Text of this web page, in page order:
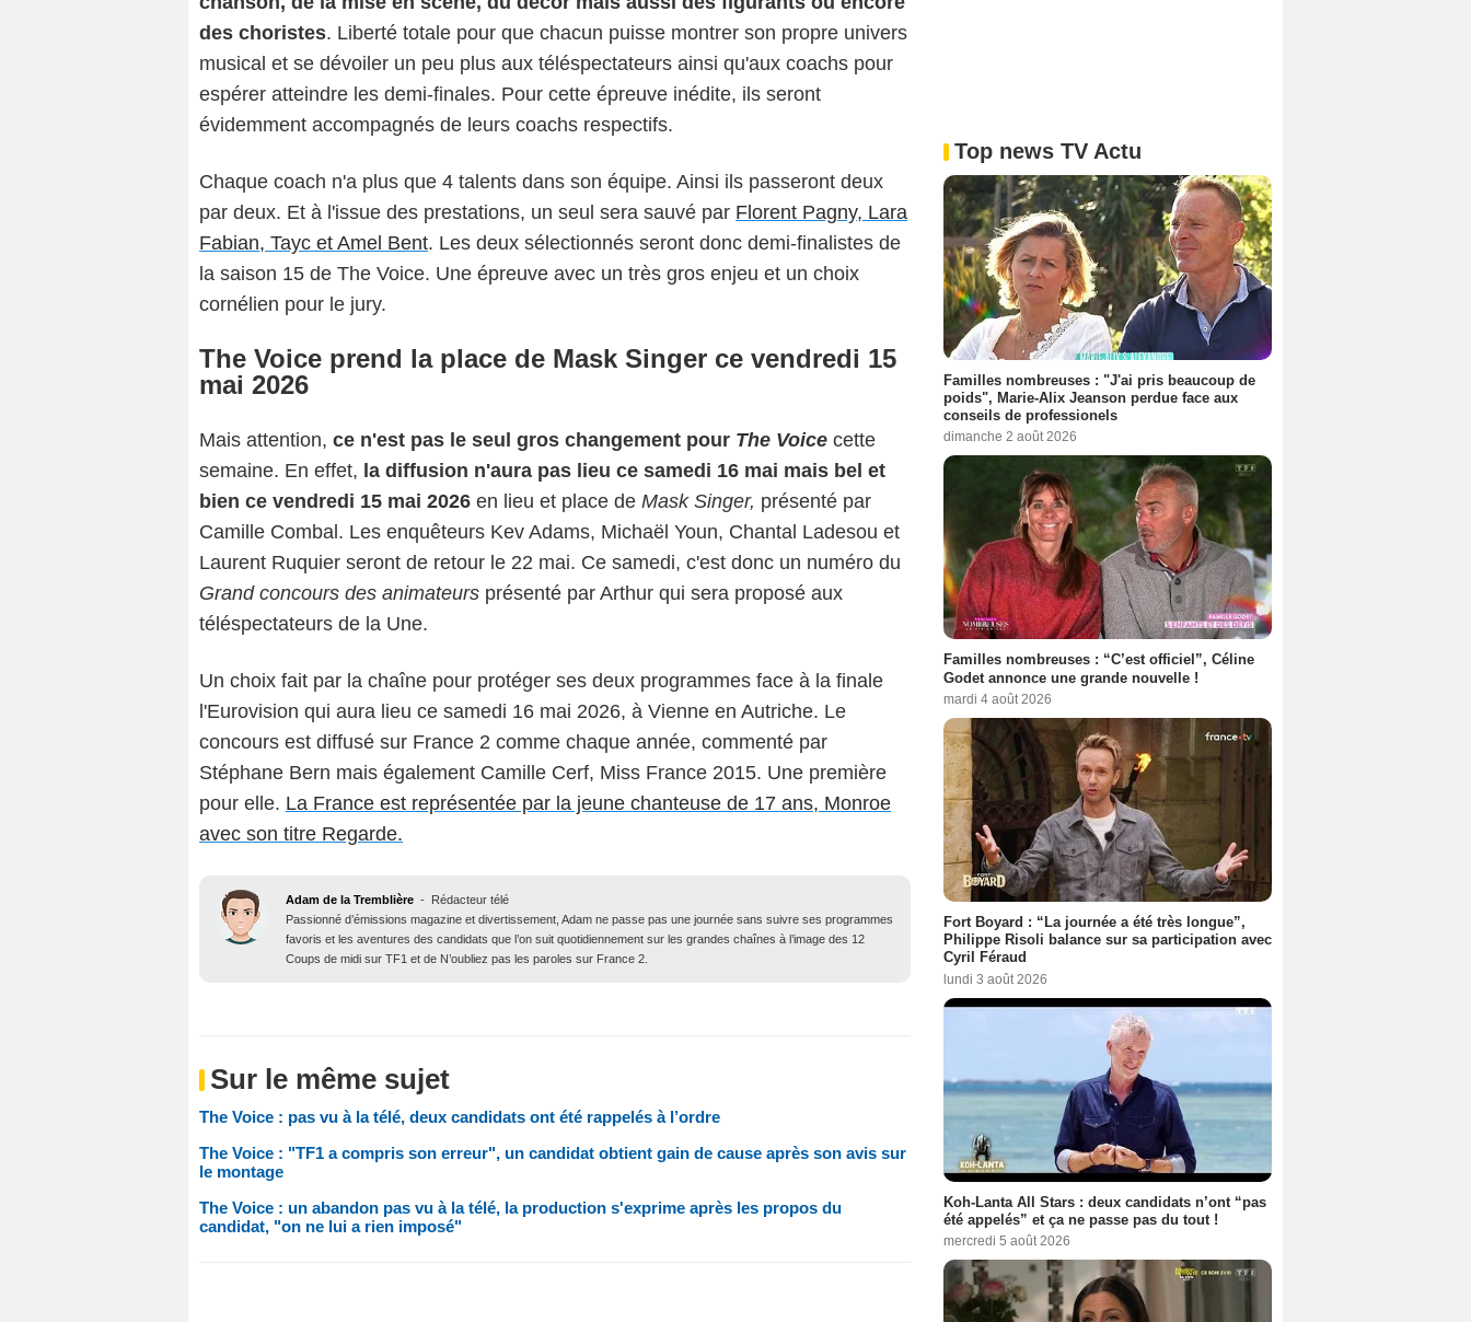
des choristes. Liberté totale pour que chacun puisse montrer son propre univers
musical et se dévoiler un peu plus aux téléspectateurs ainsi qu'aux coachs pour
espérer atteindre les demi-finales. Pour cette épreuve inédite, ils seront
évidemment accompagnés de leurs coachs respectifs.
Chaque coach n'a plus que 4 talents dans son équipe. Ainsi ils passeront deux
par deux. Et à l'issue des prestations, un seul sera sauvé par Florent Pagny, Lara
Fabian, Tayc et Amel Bent. Les deux sélectionnés seront donc demi-finalistes de
la saison 15 de The Voice. Une épreuve avec un très gros enjeu et un choix
cornélien pour le jury.
The Voice prend la place de Mask Singer ce vendredi 15
mai 2026
Mais attention, ce n'est pas le seul gros changement pour The Voice cette
semaine. En effet, la diffusion n'aura pas lieu ce samedi 16 mai mais bel et
bien ce vendredi 15 mai 2026 en lieu et place de Mask Singer, présenté par
Camille Combal. Les enquêteurs Kev Adams, Michaël Youn, Chantal Ladesou et
Laurent Ruquier seront de retour le 22 mai. Ce samedi, c'est donc un numéro du
Grand concours des animateurs présenté par Arthur qui sera proposé aux
téléspectateurs de la Une.
Un choix fait par la chaîne pour protéger ses deux programmes face à la finale
l'Eurovision qui aura lieu ce samedi 16 mai 2026, à Vienne en Autriche. Le
concours est diffusé sur France 2 comme chaque année, commenté par
Stéphane Bern mais également Camille Cerf, Miss France 2015. Une première
pour elle. La France est représentée par la jeune chanteuse de 17 ans, Monroe
avec son titre Regarde.
Adam de la Tremblière -
Rédacteur télé
Passionné d’émissions magazine et divertissement, Adam ne passe pas une journée sans suivre ses programmes
favoris et les aventures des candidats que l’on suit quotidiennement sur les grandes chaînes à l’image des 12
Coups de midi sur TF1 et de N’oubliez pas les paroles sur France 2.
Sur le même sujet
The Voice : pas vu à la télé, deux candidats ont été rappelés à l’ordre
The Voice : "TF1 a compris son erreur", un candidat obtient gain de cause après son avis sur
le montage
The Voice : un abandon pas vu à la télé, la production s'exprime après les propos du
candidat, "on ne lui a rien imposé"
Top news TV Actu
Familles nombreuses : "J'ai pris beaucoup de
poids", Marie-Alix Jeanson perdue face aux
conseils de professionels
dimanche 2 août 2026
Familles nombreuses : “C’est officiel”, Céline
Godet annonce une grande nouvelle !
mardi 4 août 2026
Fort Boyard : “La journée a été très longue”,
Philippe Risoli balance sur sa participation avec
Cyril Féraud
lundi 3 août 2026
Koh-Lanta All Stars : deux candidats n’ont “pas
été appelés” et ça ne passe pas du tout !
mercredi 5 août 2026